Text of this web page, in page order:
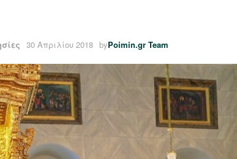
30 Απριλίου 2018 byPoimin.gr Team